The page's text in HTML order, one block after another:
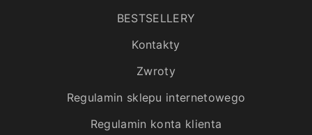
BESTSELLERY
Kontakty
Zwroty
Regulamin sklepu internetowego
Regulamin konta klienta